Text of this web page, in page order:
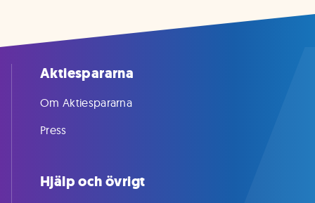
Aktiespararna
Om Aktiespararna
Press
Hjälp och övrigt